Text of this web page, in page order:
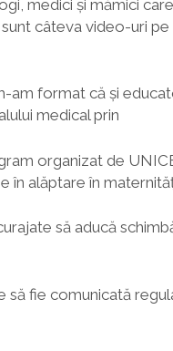
medici și mămici
câteva video-uri pe
am format că și
medical prin
organizat de
în alăptare în
să aducă
să fie comunicată